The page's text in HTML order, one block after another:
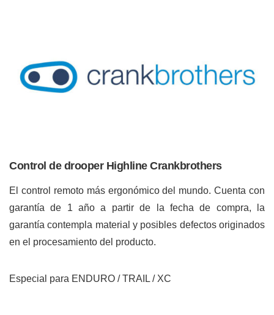
Control de drooper Highline Crankbrothers
El control remoto más ergonómico del mundo. Cuenta con
garantía de 1 año a partir de la fecha de compra, la
garantía contempla material y posibles defectos originados
en el procesamiento del producto.
Especial para ENDURO / TRAIL / XC